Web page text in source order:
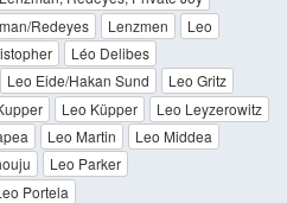
Redeyes Lenzmen
Leo
Léo Delibes
Leo Eide/Hakan Sund
Leo Gritz
Leo Küpper
Leo Leyzerowitz
Leo Martin
Leo Middea
Leo Parker
Portela